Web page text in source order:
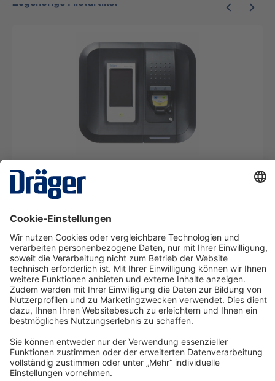
X-dock Set 5300 für die Pac Serie
SRM09205
Ab 22,31 €* pro Tag
Details
Technology
Service-Hotline